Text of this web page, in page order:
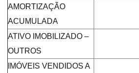
AMORTIZAÇÃO
ACUMULADA
ATIVO IMOBILIZADO –
OUTROS
IMÓVEIS VENDIDOS A